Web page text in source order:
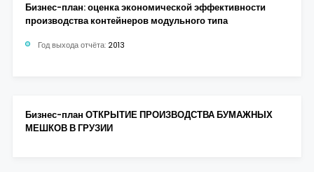
Бизнес-план: оценка экономической эффективности
производства контейнеров модульного типа
Год выхода отчёта: 2013
Бизнес-план ОТКРЫТИЕ ПРОИЗВОДСТВА БУМАЖНЫХ
МЕШКОВ В ГРУЗИИ